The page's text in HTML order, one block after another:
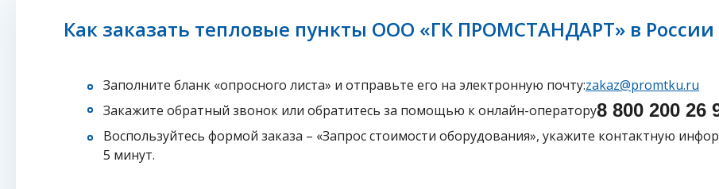
Как заказать тепловые пункты ООО «ГК ПРОМСТАНДАРТ» в
Заполните бланк «опросного листа» и отправьте его на электронную почту:zakaz@promtku.ru
Закажите обратный звонок или обратитесь за помощью к онлайн-оператору8 800 200 26
Воспользуйтесь формой заказа – «Запрос стоимости оборудования», укажите контактную
5 минут.